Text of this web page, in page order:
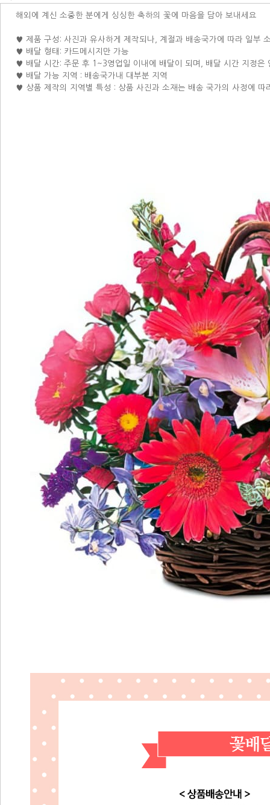
해외에 계신 소중한 분에게 싱싱한 축하의 꽃에 마음을 담아 보내세요
♥ 제품 구성: 사진과 유사하게 제작되나, 계절과 배송국가에 따라 일부
♥ 배달 형태: 카드메시지만 가능
♥ 배달 시간: 주문 후 1~3영업일 이내에 배달이 되며, 배달 시간 지정은
♥ 배달 가능 지역 : 배송국가내 대부분 지역
♥ 상품 제작의 지역별 특성 : 상품 사진과 소재는 배송 국가의 사정에 따